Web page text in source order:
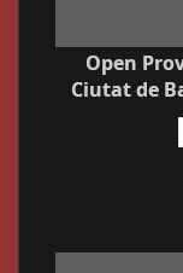
Open
Ciutat de